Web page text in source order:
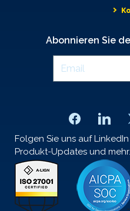
Abonnieren Sie
Folgen Sie uns auf
Produkt-Updates und mehr.